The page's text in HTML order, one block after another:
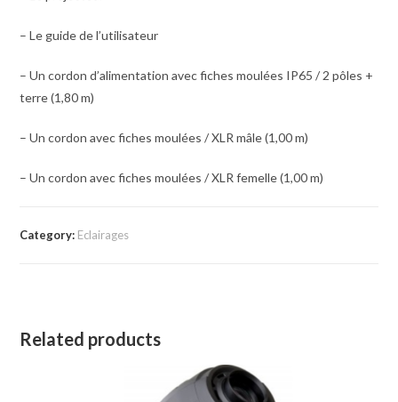
– Le guide de l’utilisateur
– Un cordon d’alimentation avec fiches moulées IP65 / 2 pôles +
terre (1,80 m)
– Un cordon avec fiches moulées / XLR mâle (1,00 m)
– Un cordon avec fiches moulées / XLR femelle (1,00 m)
Category: Eclairages
Related products